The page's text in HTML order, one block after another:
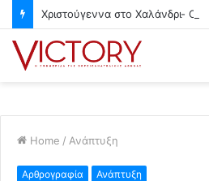
Home / Ανάπτυξη
Αρθρογραφία Ανάπτυξη